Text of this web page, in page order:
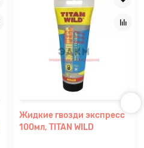
Жидкие гвозди экспресс
100мл, TITAN WILD